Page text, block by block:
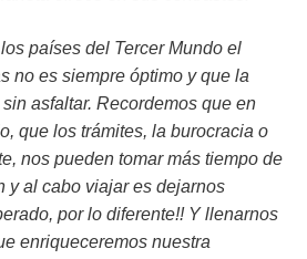
países del Tercer Mundo el
no es siempre óptimo y que la
asfaltar. Recordemos que en
que los trámites, la burocracia o
nos pueden tomar más tiempo de
y al cabo viajar es dejarnos
por lo diferente!! Y llenarnos
enriqueceremos nuestra